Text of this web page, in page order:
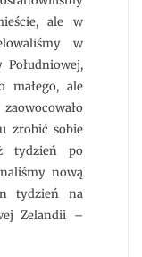
ale w
w
małego, ale
zrobić sobie
tydzień po
nową
tydzień na
Zelandii –